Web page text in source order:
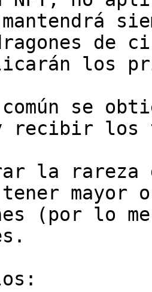
de
los
se
recibir los
la rareza
mayor
(por lo